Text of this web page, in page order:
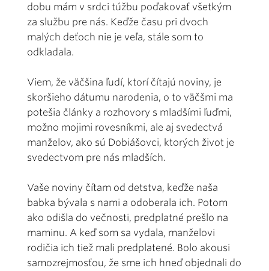
dobu mám v srdci túžbu poďakovať všetkým
za službu pre nás. Keďže času pri dvoch
malých deťoch nie je veľa, stále som to
odkladala.
Viem, že väčšina ľudí, ktorí čítajú noviny, je
skoršieho dátumu narodenia, o to väčšmi ma
potešia články a rozhovory s mladšími ľuďmi,
možno mojimi rovesníkmi, ale aj svedectvá
manželov, ako sú Dobiášovci, ktorých život je
svedectvom pre nás mladších.
Vaše noviny čítam od detstva, keďže naša
babka bývala s nami a odoberala ich. Potom
ako odišla do večnosti, predplatné prešlo na
maminu. A keď som sa vydala, manželovi
rodičia ich tiež mali predplatené. Bolo akousi
samozrejmosťou, že sme ich hneď objednali do